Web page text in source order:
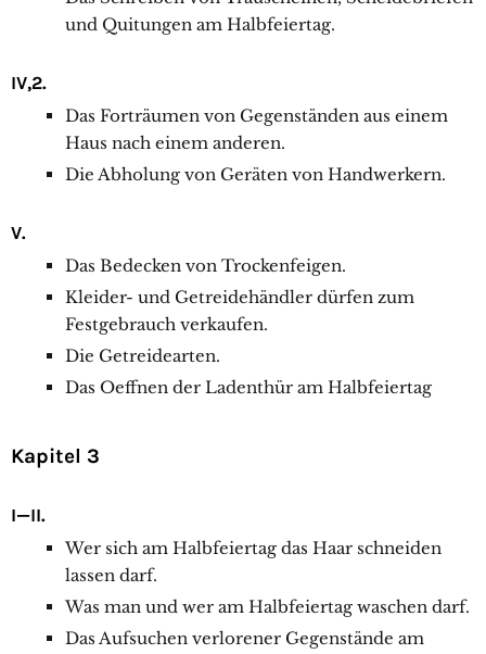
und Quitungen am Halbfeiertag.
IV,2.
Das Forträumen von Gegenständen aus einem
Haus nach einem anderen.
Die Abholung von Geräten von Handwerkern.
V.
Das Bedecken von Trockenfeigen.
Kleider- und Getreidehändler dürfen zum
Festgebrauch verkaufen.
Die Getreidearten.
Das Oeffnen der Ladenthür am Halbfeiertag
Kapitel 3
I—II.
Wer sich am Halbfeiertag das Haar schneiden
lassen darf.
Was man und wer am Halbfeiertag waschen darf.
Das Aufsuchen verlorener Gegenstände am